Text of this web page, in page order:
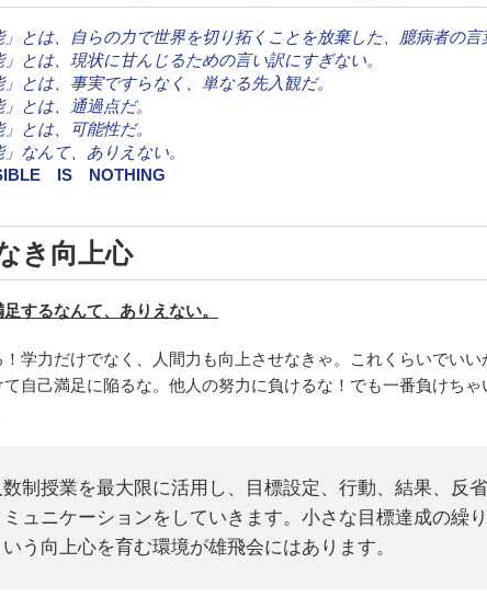
」とは、自らの力で世界を切り拓くことを放棄した、臆病者の言
」とは、現状に甘んじるための言い訳にすぎない。
」とは、事実ですらなく、単なる先入観だ。
」とは、通過点だ。
」とは、可能性だ。
」なんて、ありえない。
IS NOTHING
き向上心
するなんて、ありえない。
！学力だけでなく、人間力も向上させなきゃ。これくらいでい
自己満足に陥るな。他人の努力に負けるな！でも一番負けち
数制授業を最大限に活用し、目標設定、行動、結果、反
ミュニケーションをしていきます。小さな目標達成の繰
う向上心を育む環境が雄飛会にはあります。